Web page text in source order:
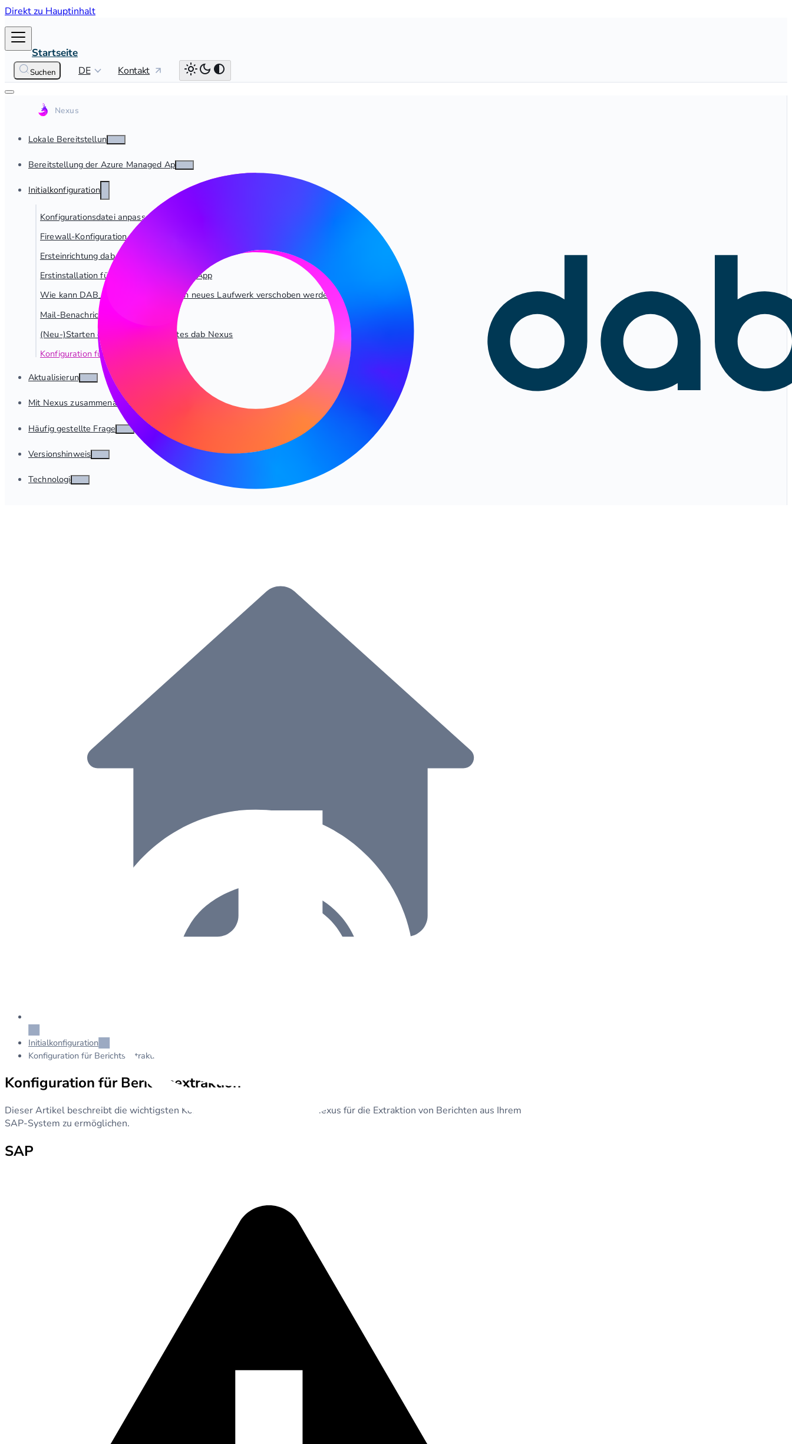
Direkt zu Hauptinhalt
Startseite
DE Kontakt
Suchen
Lokale Bereitstellung
Bereitstellung der Azure Managed App
Initialkonfiguration
Konfigurationsdatei anpassen
Firewall-Konfiguration
Ersteinrichtung dab Nexus On-Premise
Erstinstallation für dab Nexus Managed App
Wie kann DAB_NEXUS_HOME auf ein neues Laufwerk verschoben werden?
Mail-Benachrichtigungen einrichten
(Neu-)Starten des Windows-Dienstes dab Nexus
Konfiguration für Berichtsextraktion
Aktualisierung
Mit Nexus zusammenarbeiten
Häufig gestellte Fragen
Versionshinweise
Technologie
Initialkonfiguration
Konfiguration für Berichtsextraktion
Konfiguration für Berichtsextraktion
Dieser Artikel beschreibt die wichtigsten Konfigurationsschritte, um dab Nexus für die Extraktion von Berichten aus Ihrem
SAP-System zu ermöglichen.
SAP